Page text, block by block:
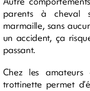
parents à cheval
marmaille, sans
un accident, ça
passant.
Chez les
trottinette permet